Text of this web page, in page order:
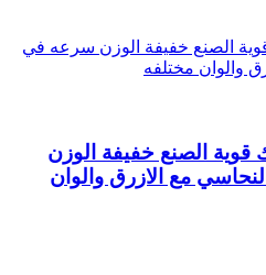
قوية الصنع خفيفة الوزن
مع الازرق والوان